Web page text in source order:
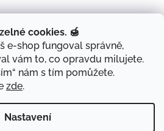
cookies. 🍯
e-shop fungoval správně,
vám to, co opravdu milujete.
nám s tím pomůžete.
zde.
Nastavení
Shoptet.cz